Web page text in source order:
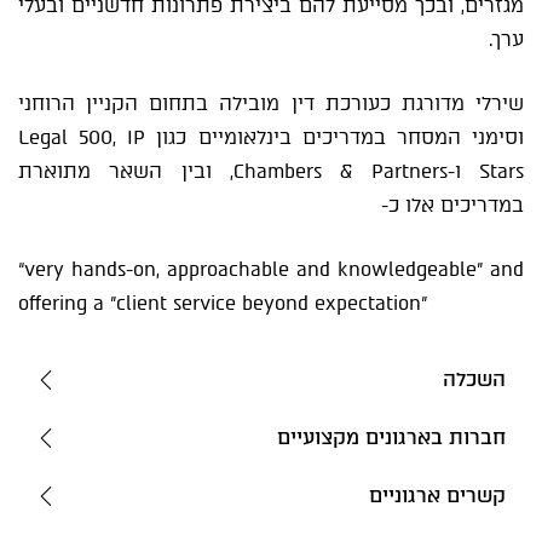
מגזרים, ובכך מסייעת להם ביצירת פתרונות חדשניים ובעלי
ערך.
שירלי מדורגת כעורכת דין מובילה בתחום הקניין הרוחני
וסימני המסחר במדריכים בינלאומיים כגון Legal 500, IP
Stars ו-Chambers & Partners, ובין השאר מתוארת
במדריכים אלו כ-
“very hands-on, approachable and knowledgeable” and
offering a "client service beyond expectation”
השכלה
חברות בארגונים מקצועיים
קשרים ארגוניים